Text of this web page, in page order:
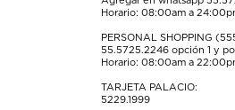
Horario: 08:00am a
PERSONAL SHOPPING
55.5725.2246 opción 1 y
Horario: 08:00am a
TARJETA PALACIO:
5229.1999